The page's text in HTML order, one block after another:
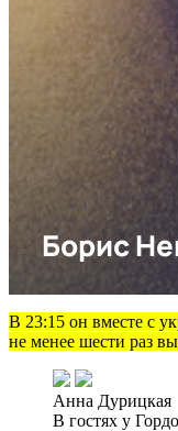
В 23:15 он вместе с
не менее шести раз
Анна Дурицкая
В гостях у